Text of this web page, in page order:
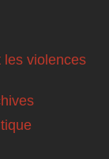
les violences